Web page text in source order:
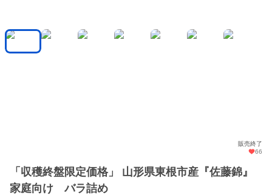
販売終了
66
「収穫終盤限定価格」 山形県東根市産『佐藤錦』
家庭向け バラ詰め